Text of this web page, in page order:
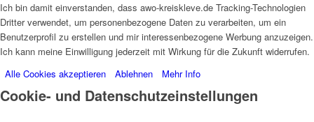
Ich bin damit einverstanden, dass awo-kreiskleve.de Tracking-Technologien
Dritter verwendet, um personenbezogene Daten zu verarbeiten, um ein
Benutzerprofil zu erstellen und mir interessenbezogene Werbung anzuzeigen.
Ich kann meine Einwilligung jederzeit mit Wirkung für die Zukunft widerrufen.
Alle Cookies akzeptieren
Ablehnen Mehr Info
Cookie- und Datenschutzeinstellungen